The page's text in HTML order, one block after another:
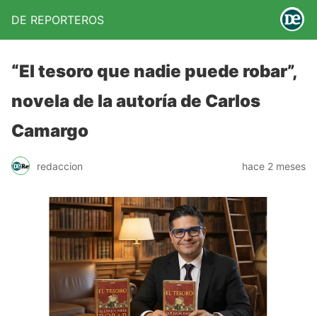
DE REPORTEROS
“El tesoro que nadie puede robar”,
novela de la autoría de Carlos
Camargo
redaccion hace 2 meses